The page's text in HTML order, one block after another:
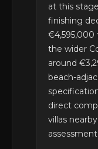
at this
finishing
€4,595,000
the wider
around
beach-
direct
villas
assessment.